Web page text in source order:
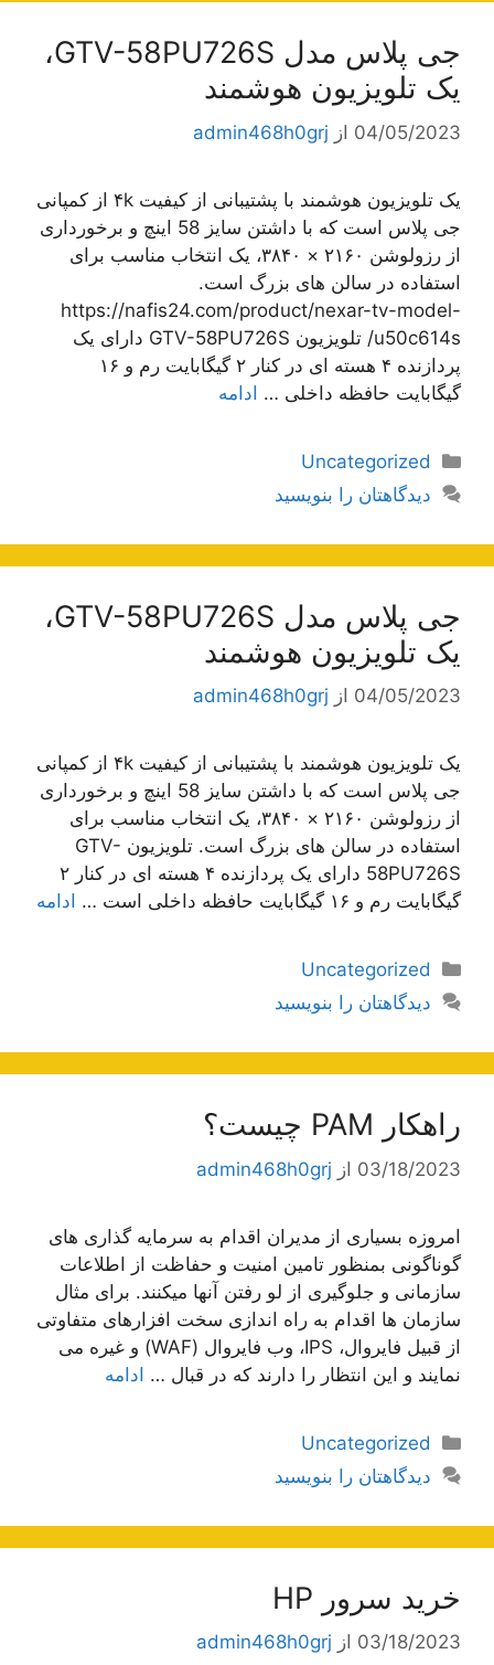
جی پلاس مدل GTV-58PU726S،
یک تلویزیون هوشمند
04/05/2023 از admin468h0grj
یک تلویزیون هوشمند با پشتیبانی از کیفیت ۴k از کمپانی
جی پلاس است که با داشتن سایز 58 اینچ و برخورداری
از رزولوشن ۲۱۶۰ × ۳۸۴۰، یک انتخاب مناسب برای
استفاده در سالن های بزرگ است.
https://nafis24.com/product/nexar-tv-model-
u50c614s/ تلویزیون GTV-58PU726S دارای یک
پردازنده ۴ هسته ای در کنار ۲ گیگابایت رم و ۱۶
گیگابایت حافظه داخلی … ادامه
دسته‌ها
Uncategorized
دیدگاهتان را بنویسید
جی پلاس مدل GTV-58PU726S،
یک تلویزیون هوشمند
04/05/2023 از admin468h0grj
یک تلویزیون هوشمند با پشتیبانی از کیفیت ۴k از کمپانی
جی پلاس است که با داشتن سایز 58 اینچ و برخورداری
از رزولوشن ۲۱۶۰ × ۳۸۴۰، یک انتخاب مناسب برای
استفاده در سالن های بزرگ است. تلویزیون GTV-
58PU726S دارای یک پردازنده ۴ هسته ای در کنار ۲
گیگابایت رم و ۱۶ گیگابایت حافظه داخلی است …
ادامه
دسته‌ها
Uncategorized
دیدگاهتان را بنویسید
راهکار PAM چیست؟
03/18/2023 از admin468h0grj
امروزه بسیاری از مدیران اقدام به سرمایه گذاری های
گوناگونی بمنظور تامین امنیت و حفاظت از اطلاعات
سازمانی و جلوگیری از لو رفتن آنها میکنند. برای مثال
سازمان ها اقدام به راه اندازی سخت افزارهای متفاوتی
از قبیل فایروال، IPS، وب فایروال (WAF) و غیره می
نمایند و این انتظار را دارند که در قبال … ادامه
دسته‌ها
Uncategorized
دیدگاهتان را بنویسید
خرید سرور HP
03/18/2023 از admin468h0grj